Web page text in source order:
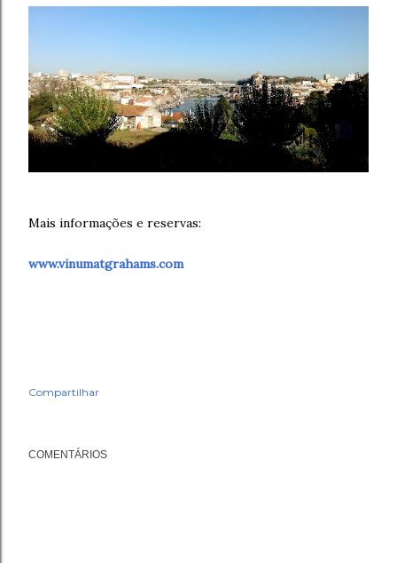
Mais informações e reservas:
www.vinumatgrahams.com
Compartilhar
COMENTÁRIOS